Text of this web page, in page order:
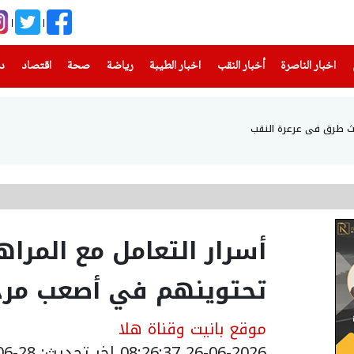
اخبار الناصرة
(current) أخبار النقب اخبار الطيبة(current) رياضة
(current) صحة(current) اقتصاد
أسرار التعامل مع
تحتوينهم في أصعب
موقع بانيت وقناة هلا